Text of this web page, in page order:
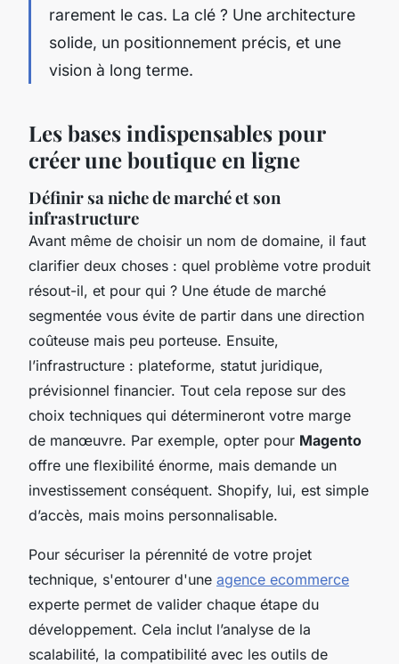
rarement le cas. La clé ? Une architecture
solide, un positionnement précis, et une
vision à long terme.
Les bases indispensables pour
créer une boutique en ligne
Définir sa niche de marché et son
infrastructure
Avant même de choisir un nom de domaine, il faut
clarifier deux choses : quel problème votre produit
résout-il, et pour qui ? Une étude de marché
segmentée vous évite de partir dans une direction
coûteuse mais peu porteuse. Ensuite,
l’infrastructure : plateforme, statut juridique,
prévisionnel financier. Tout cela repose sur des
choix techniques qui détermineront votre marge
de manœuvre. Par exemple, opter pour Magento
offre une flexibilité énorme, mais demande un
investissement conséquent. Shopify, lui, est simple
d’accès, mais moins personnalisable.
Pour sécuriser la pérennité de votre projet
technique, s'entourer d'une agence ecommerce
experte permet de valider chaque étape du
développement. Cela inclut l’analyse de la
scalabilité, la compatibilité avec les outils de